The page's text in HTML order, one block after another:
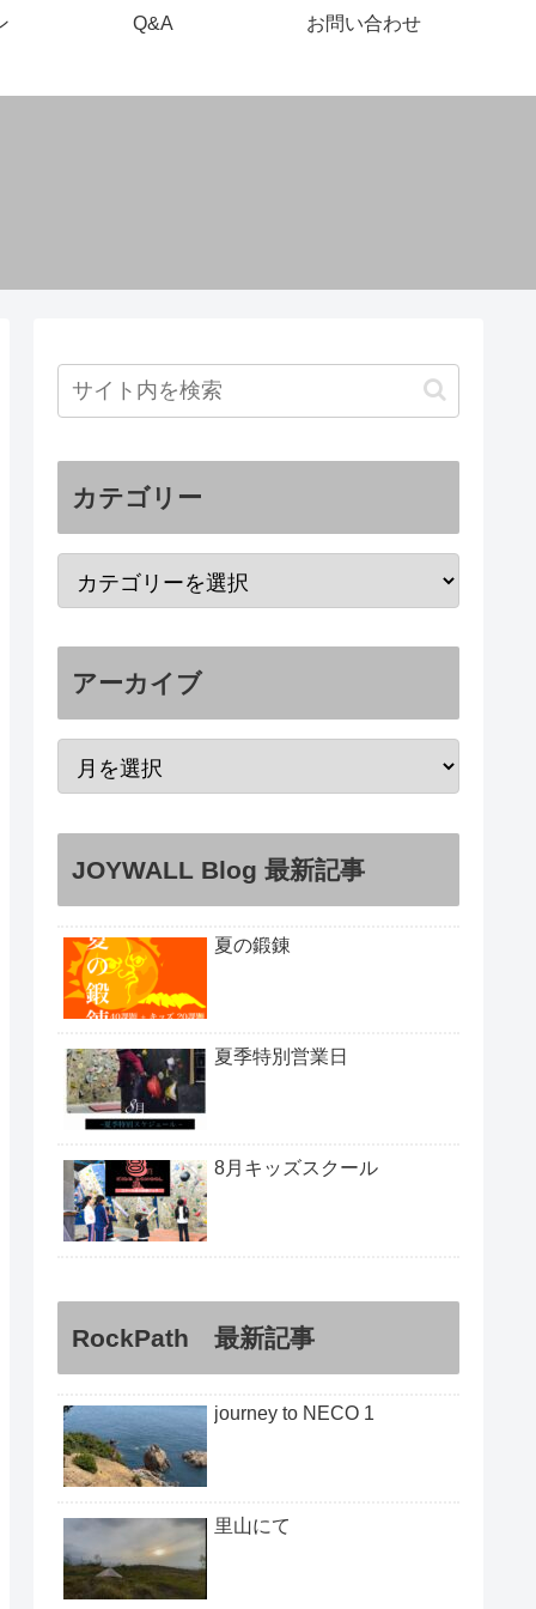
Q&A お問い合わせ
カテゴリー
アーカイブ
JOYWALL Blog 最新記事
夏の鍛錬
夏季特別営業日
8月キッズスクール
RockPath 最新記事
journey to NECO 1
里山にて